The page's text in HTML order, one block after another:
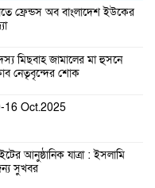
ফ্রেন্ডস অব বাংলাদেশ ইউকের
মিছবাহ জামালের মা হুসনে
নেতৃবৃন্দের শোক
16 Oct.2025
আনুষ্ঠানিক যাত্রা : ইসলামি
সুখবর